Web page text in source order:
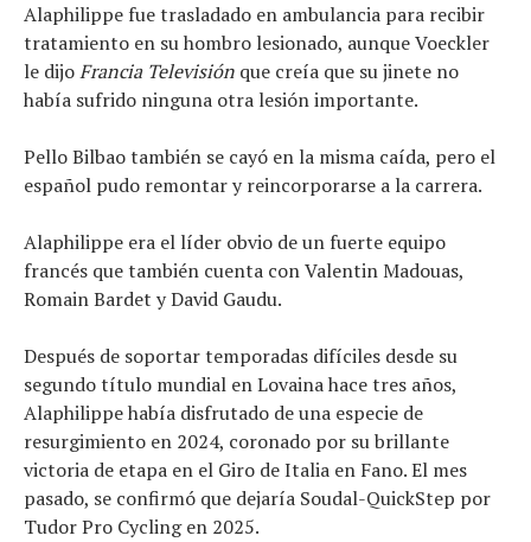
Alaphilippe fue trasladado en ambulancia para recibir
tratamiento en su hombro lesionado, aunque Voeckler
le dijoFrancia Televisión que creía que su jinete no
había sufrido ninguna otra lesión importante.
Pello Bilbao también se cayó en la misma caída, pero el
español pudo remontar y reincorporarse a la carrera.
Alaphilippe era el líder obvio de un fuerte equipo
francés que también cuenta con Valentin Madouas,
Romain Bardet y David Gaudu.
Después de soportar temporadas difíciles desde su
segundo título mundial en Lovaina hace tres años,
Alaphilippe había disfrutado de una especie de
resurgimiento en 2024, coronado por su brillante
victoria de etapa en el Giro de Italia en Fano. El mes
pasado, se confirmó que dejaría Soudal-QuickStep por
Tudor Pro Cycling en 2025.